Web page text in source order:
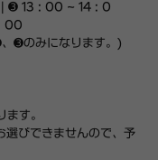
➌ 13 : 00 ~ 14 : 0
00
➌のみになります。)
す。
選びできませんので、予